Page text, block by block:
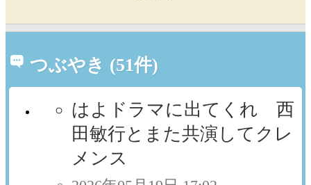
つぶやき (51件)
はよドラマに出てくれ 西
田敏行とまた共演してクレ
メンス